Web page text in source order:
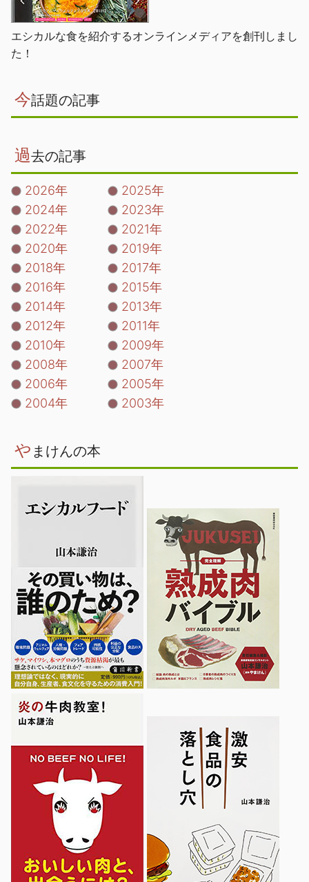
エシカルな食を紹介するオンラインメディアを創刊しまし
た！
今話題の記事
過去の記事
2026年
2025年
2024年
2023年
2022年
2021年
2020年
2019年
2018年
2017年
2016年
2015年
2014年
2013年
2012年
2011年
2010年
2009年
2008年
2007年
2006年
2005年
2004年
2003年
や まけんの本